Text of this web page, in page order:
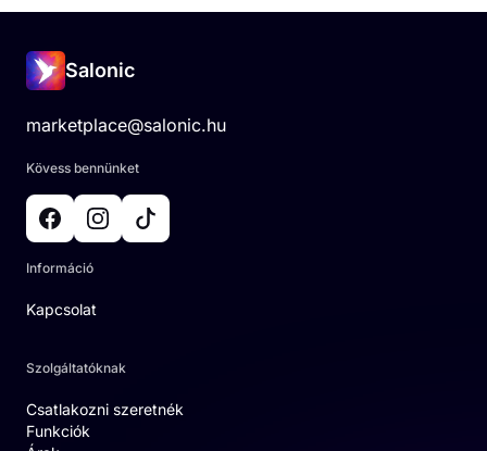
Salonic
marketplace@salonic.hu
Kövess bennünket
Információ
Kapcsolat
Szolgáltatóknak
Csatlakozni szeretnék
Funkciók